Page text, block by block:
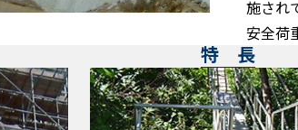
施され
安全荷
特 長